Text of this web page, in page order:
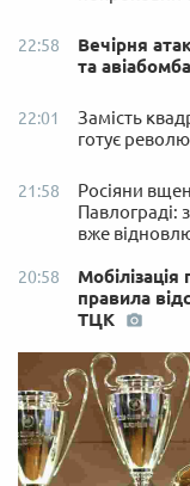
22:58
Вечірня
та
22:01
Замість
готує
21:58
Росіяни
Павлограді:
вже
20:58
правила
ТЦК